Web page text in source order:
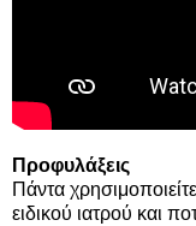
Προφυλάξεις
Πάντα
ειδικού ιατρού και